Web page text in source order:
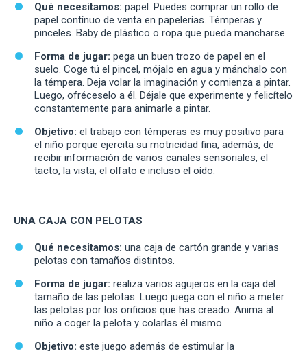
Qué necesitamos: papel. Puedes comprar un rollo de
papel contínuo de venta en papelerías. Témperas y
pinceles. Baby de plástico o ropa que pueda mancharse.
Forma de jugar: pega un buen trozo de papel en el
suelo. Coge tú el pincel, mójalo en agua y mánchalo con
la témpera. Deja volar la imaginación y comienza a pintar.
Luego, ofréceselo a él. Déjale que experimente y felicítelo
constantemente para animarle a pintar.
Objetivo: el trabajo con témperas es muy positivo para
el niño porque ejercita su motricidad fina, además, de
recibir información de varios canales sensoriales, el
tacto, la vista, el olfato e incluso el oído.
UNA CAJA CON PELOTAS
Qué necesitamos: una caja de cartón grande y varias
pelotas con tamaños distintos.
Forma de jugar: realiza varios agujeros en la caja del
tamaño de las pelotas. Luego juega con el niño a meter
las pelotas por los orificios que has creado. Anima al
niño a coger la pelota y colarlas él mismo.
Objetivo: este juego además de estimular la